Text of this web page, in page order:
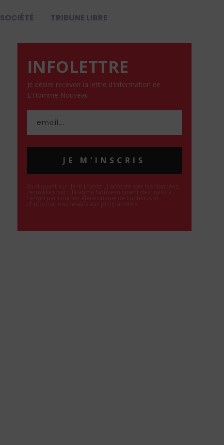
SOCIÉTÉ TRIBUNE LIBRE
INFOLETTRE
Je désire recevoir la lettre d'information de
L'Homme Nouveau
JE M'INSCRIS
En cliquant sur "Je m'inscris", j'accepte que les données
recueillies par L'Homme Nouveau soient destinées à
l'envoi par courrier électronique de contenus et
d'informations relatifs aux programmes.